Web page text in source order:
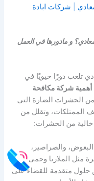
| شركات ابادة
و مادورها في العمل
تلعب دورًا حيويًا في
أهمية شركة مكافحة
الحشرات الضارة التي
الممتلكات، وتقلل من
خالية من الحشرات:
والصراصير،
مثل الملاريا وحمى
حلول متقدمة للقضاء على